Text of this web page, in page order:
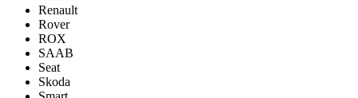
Renault
Rover
ROX
SAAB
Seat
Skoda